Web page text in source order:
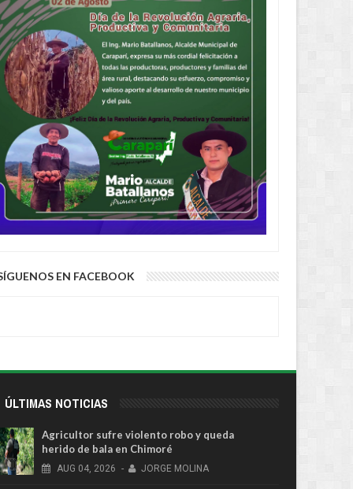
EN FACEBOOK
ÚLTIMAS NOTICIAS
Agricultor sufre violento robo y queda
herido de bala en Chimoré
AUG 04, 2026 - JORGE MOLINA